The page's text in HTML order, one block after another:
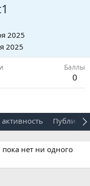
2025
2025
Баллы
0
нет ни одного